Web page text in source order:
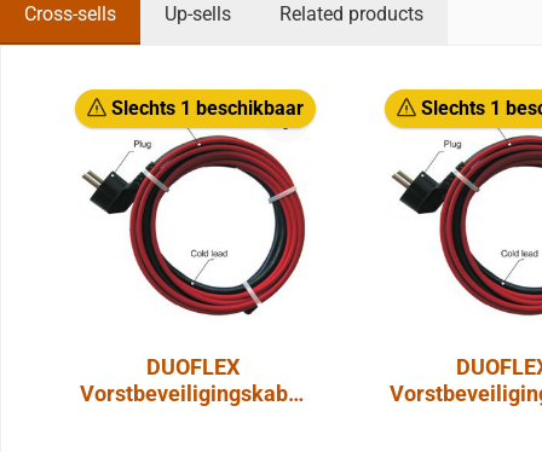
Cross-sells Up-sells Related products
Slechts 1 beschikbaar
DUOFLEX
Vorstbeveiligingskabel
Slechts 1